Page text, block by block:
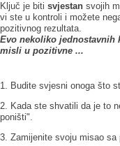
Ključ je biti svjestan svojih
vi ste u kontroli i možete
pozitivnog rezultata.
Evo nekoliko jednostavnih
misli u pozitivne ...
1. Budite svjesni onoga što
2. Kada ste shvatili da je to
poništi".
3. Zamijenite svoju misao sa